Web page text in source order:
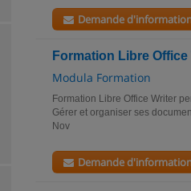
Demande
Formation Libre
Modula Formation
Formation Libre Office Writer
Gérer et organiser ses
Nov
Demande